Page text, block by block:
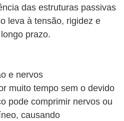
das estruturas passivas
leva à tensão, rigidez e
prazo.
e nervos
muito tempo sem o devido
pode comprimir nervos ou
causando